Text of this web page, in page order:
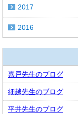
2017
2016
嘉戸先生のブログ
細越先生のブログ
平井先生のブログ